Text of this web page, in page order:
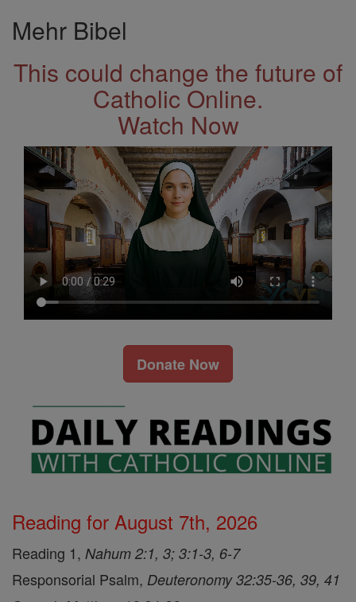
Mehr Bibel
This could change the future of
Catholic Online.
Watch Now
Donate Now
Reading for August 7th, 2026
Reading 1, Nahum 2:1, 3; 3:1-3, 6-7
Responsorial Psalm, Deuteronomy 32:35-36, 39, 41